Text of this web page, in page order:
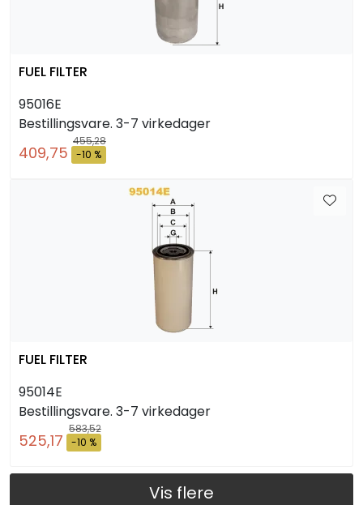
FUEL FILTER
95016E
Bestillingsvare. 3-7 virkedager
455,28
409,75 -10 %
FUEL FILTER
95014E
Bestillingsvare. 3-7 virkedager
583,52
525,17 -10 %
Vis flere